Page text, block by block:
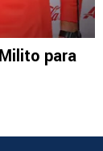
para